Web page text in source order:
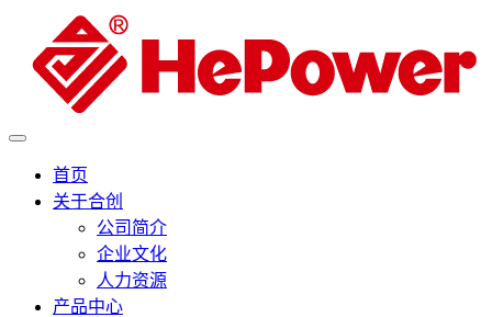
首页
关于合创
公司简介
企业文化
人力资源
产品中心